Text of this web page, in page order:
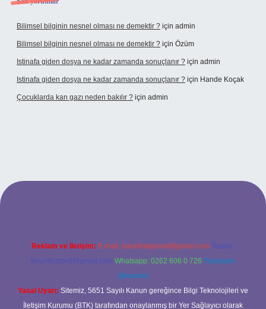
Bilimsel bilginin nesnel olması ne demektir ? için admin
Bilimsel bilginin nesnel olması ne demektir ? için Özüm
Istinafa giden dosya ne kadar zamanda sonuçlanır ? için admin
Istinafa giden dosya ne kadar zamanda sonuçlanır ? için Hande Koçak
Çocuklarda kan gazı neden bakılır ? için admin
Reklam ve İletişim: E-mail: backlinkpaneli@gmail.com Teams:
forumhizmeti@gmail.com Whatsapp: 0262 606 0 726 Telegram:
@karabul
Yasal Uyarı: Sitemiz, 5651 Sayılı Kanun gereğince Bilgi Teknolojileri ve
İletişim Kurumu (BTK) tarafından onaylanmış bir Yer Sağlayıcı olarak